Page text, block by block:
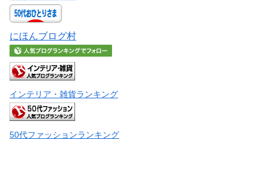
にほんブログ村
インテリア・雑貨ランキング
50代ファッションランキング